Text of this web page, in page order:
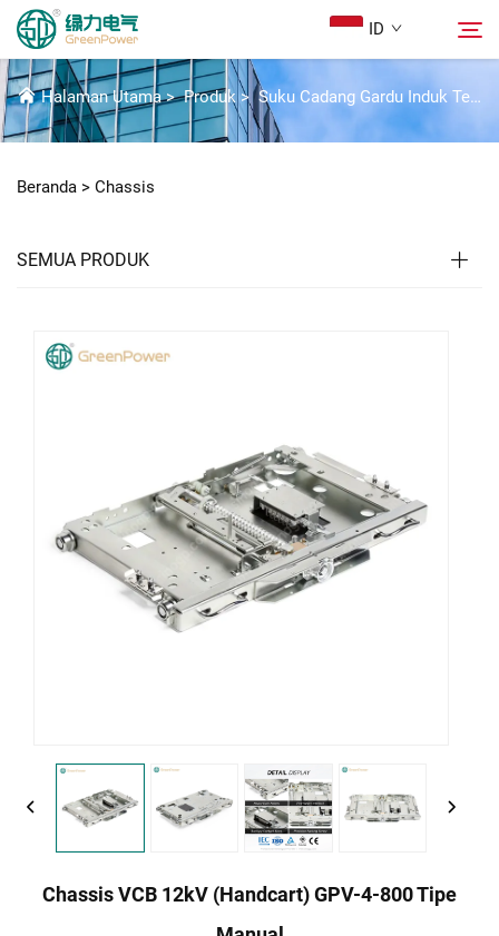
ID
Produk
Tentang Kami
Solusi
CHASSIS
Halaman Utama>Produk >Suku Cadang Gardu Induk Tegangan Tinggi
Beranda > Chassis
SEMUA PRODUK
Chassis VCB 12kV (Handcart) GPV-4-800 Tipe